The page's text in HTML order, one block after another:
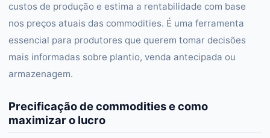
custos de produção e estima a rentabilidade com base
nos preços atuais das commodities. É uma ferramenta
essencial para produtores que querem tomar decisões
mais informadas sobre plantio, venda antecipada ou
armazenagem.
Precificação de commodities e como
maximizar o lucro